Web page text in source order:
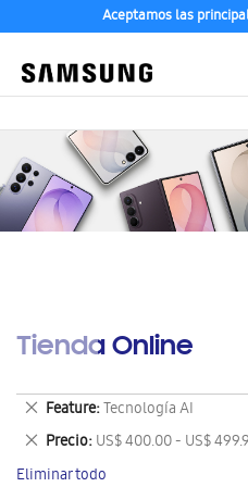
Aceptamos las
Tienda Online
Feature Tecnología AI
Eliminar
este
artículo
Precio US$ 400.00 - US$
Eliminar
este
Eliminar todo